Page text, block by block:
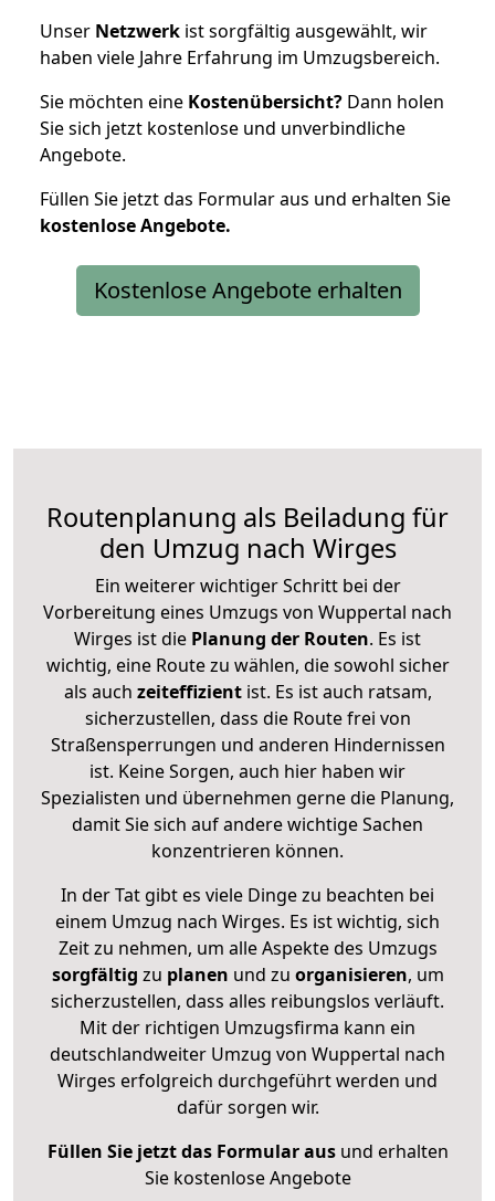
Unser Netzwerk ist sorgfältig ausgewählt, wir
haben viele Jahre Erfahrung im Umzugsbereich.
Sie möchten eine Kostenübersicht? Dann holen
Sie sich jetzt kostenlose und unverbindliche
Angebote.
Füllen Sie jetzt das Formular aus und erhalten Sie
kostenloseAngebote.
Kostenlose Angebote erhalten
Routenplanung als Beiladung für
den Umzug nach Wirges
Ein weiterer wichtiger Schritt bei der
Vorbereitung eines Umzugs von Wuppertal nach
Wirges ist die Planung der Routen. Es ist
wichtig, eine Route zu wählen, die sowohl sicher
als auch zeiteffizientist. Es ist auch ratsam,
sicherzustellen, dass die Route frei von
Straßensperrungen und anderen Hindernissen
ist. Keine Sorgen, auch hier haben wir
Spezialisten und übernehmen gerne die Planung,
damit Sie sich auf andere wichtige Sachen
konzentrieren können.
In der Tat gibt es viele Dinge zu beachten bei
einem Umzug nach Wirges. Es ist wichtig, sich
Zeit zu nehmen, um alle Aspekte des Umzugs
sorgfältig zu planen und zu organisieren, um
sicherzustellen, dass alles reibungslos verläuft.
Mit der richtigen Umzugsfirma kann ein
deutschlandweiter Umzug von Wuppertal nach
Wirges erfolgreich durchgeführt werden und
dafür sorgen wir.
Füllen Sie jetzt das Formular ausund erhalten
Sie kostenlose Angebote